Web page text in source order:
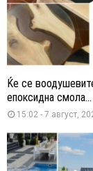
Ќе се
епоксидна смола...
15:02 - 7 август,